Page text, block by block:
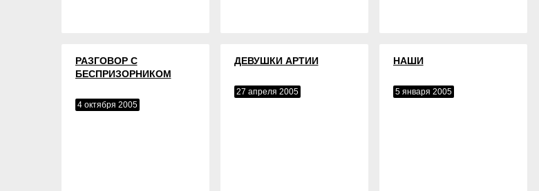
РАЗГОВОР С
БЕСПРИЗОРНИКОМ
4 октября 2005
ДЕВУШКИ АРТИИ
27 апреля 2005
НАШИ
5 января 2005